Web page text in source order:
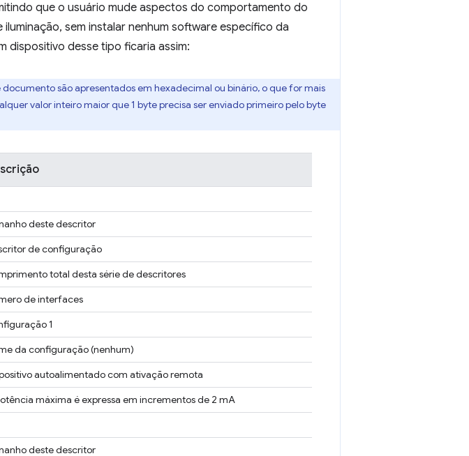
que o usuário mude aspectos do comportamento do
sem instalar nenhum software específico da
dispositivo desse tipo ficaria assim:
são apresentados em hexadecimal ou binário, o que for mais
valor inteiro maior que 1 byte precisa ser enviado primeiro pelo byte
deste descritor
de configuração
total desta série de descritores
de interfaces
1
da configuração (nenhum)
autoalimentado com ativação remota
máxima é expressa em incrementos de 2 mA
deste descritor